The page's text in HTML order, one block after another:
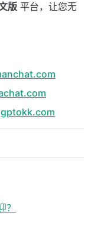
版 平台，让您无
？